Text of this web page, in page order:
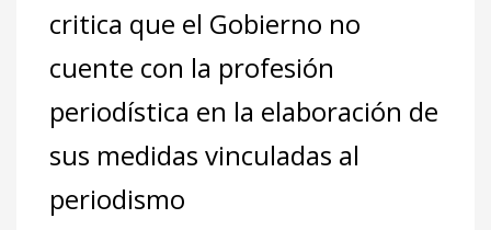
critica que el Gobierno no
cuente con la profesión
periodística en la elaboración de
sus medidas vinculadas al
periodismo